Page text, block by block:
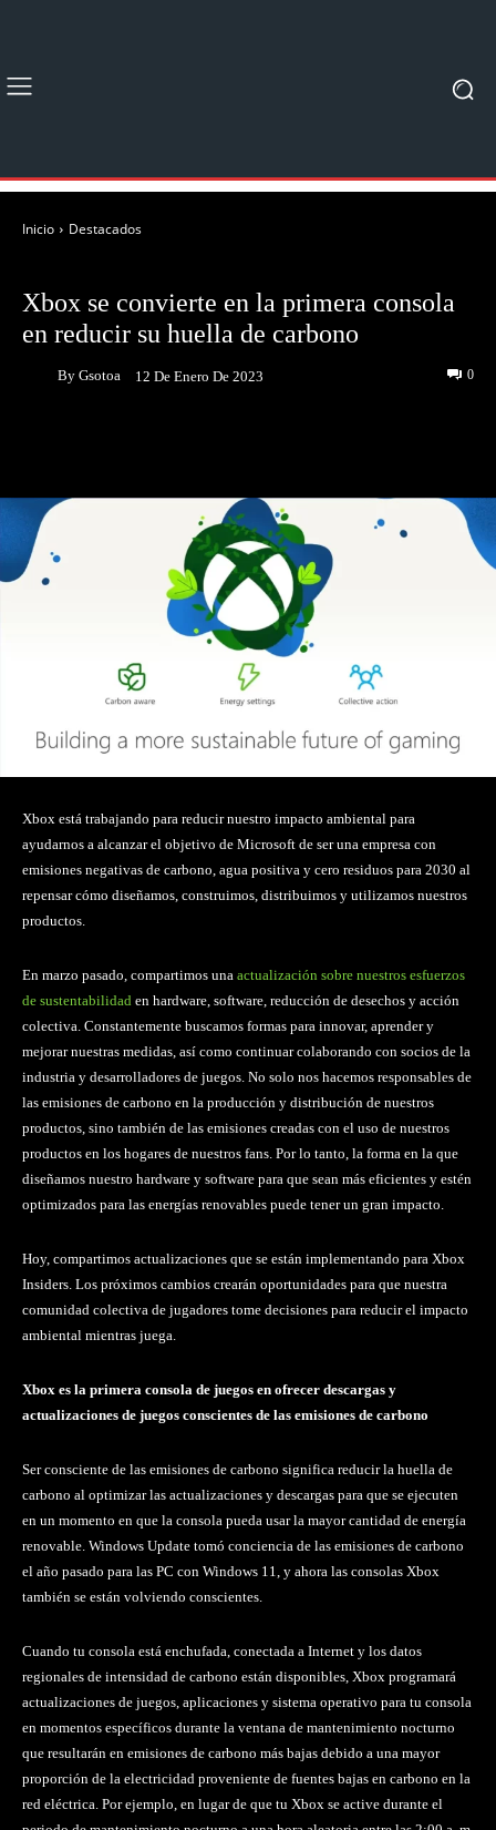
Inicio Destacados
Xbox se convierte en la primera consola
en reducir su huella de carbono
By Gsotoa 12 De Enero De 2023 0
Xbox está trabajando para reducir nuestro impacto ambiental para
ayudarnos a alcanzar el objetivo de Microsoft de ser una empresa con
emisiones negativas de carbono, agua positiva y cero residuos para 2030 al
repensar cómo diseñamos, construimos, distribuimos y utilizamos nuestros
productos.
En marzo pasado, compartimos una actualización sobre nuestros esfuerzos
de sustentabilidad en hardware, software, reducción de desechos y acción
colectiva. Constantemente buscamos formas para innovar, aprender y
mejorar nuestras medidas, así como continuar colaborando con socios de la
industria y desarrolladores de juegos. No solo nos hacemos responsables de
las emisiones de carbono en la producción y distribución de nuestros
productos, sino también de las emisiones creadas con el uso de nuestros
productos en los hogares de nuestros fans. Por lo tanto, la forma en la que
diseñamos nuestro hardware y software para que sean más eficientes y estén
optimizados para las energías renovables puede tener un gran impacto.
Hoy, compartimos actualizaciones que se están implementando para Xbox
Insiders. Los próximos cambios crearán oportunidades para que nuestra
comunidad colectiva de jugadores tome decisiones para reducir el impacto
ambiental mientras juega.
Xbox es la primera consola de juegos en ofrecer descargas y
actualizaciones de juegos conscientes de las emisiones de carbono
Ser consciente de las emisiones de carbono significa reducir la huella de
carbono al optimizar las actualizaciones y descargas para que se ejecuten
en un momento en que la consola pueda usar la mayor cantidad de energía
renovable. Windows Update tomó conciencia de las emisiones de carbono
el año pasado para las PC con Windows 11, y ahora las consolas Xbox
también se están volviendo conscientes.
Cuando tu consola está enchufada, conectada a Internet y los datos
regionales de intensidad de carbono están disponibles, Xbox programará
actualizaciones de juegos, aplicaciones y sistema operativo para tu consola
en momentos específicos durante la ventana de mantenimiento nocturno
que resultarán en emisiones de carbono más bajas debido a una mayor
proporción de la electricidad proveniente de fuentes bajas en carbono en la
red eléctrica. Por ejemplo, en lugar de que tu Xbox se active durante el